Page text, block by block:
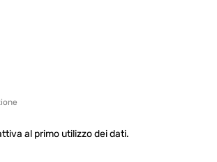
al primo utilizzo dei dati.